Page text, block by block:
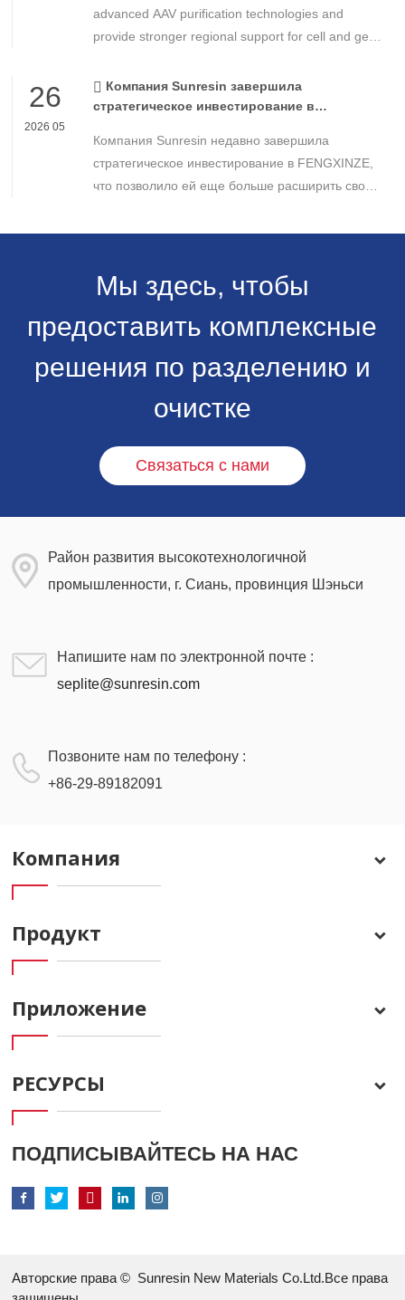
advanced AAV purification technologies and
provide stronger regional support for cell and gene
Americas.
26
2026 05
Компания Sunresin завершила
стратегическое инвестирование в
бизнеса в области промышленной
хроматографии.
Компания Sunresin недавно завершила
стратегическое инвестирование в FENGXINZE,
что позволило ей еще больше расширить свое
хроматографии и укрепить свои позиции в
биологических науках.
Мы здесь, чтобы
предоставить комплексные
решения по разделению и
очистке
Связаться с нами
Район развития высокотехнологичной
промышленности, г. Сиань, провинция Шэньси
Напишите нам по электронной почте :
seplite@sunresin.com
Позвоните нам по телефону :
+86-29-89182091
Компания
Продукт
Приложение
РЕСУРСЫ
ПОДПИСЫВАЙТЕСЬ НА НАС
Авторские права © Sunresin New Materials Co.Ltd.Все права